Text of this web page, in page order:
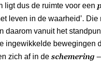
ligt dus de ruimte voor een
leven in de waarheid’. Die
daarom vanuit het
ingewikkelde bewegingen
zich af in de schemering